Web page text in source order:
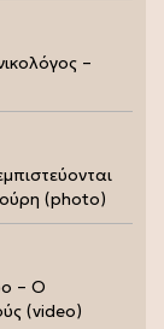
–
(photo)
– Ο
(video)